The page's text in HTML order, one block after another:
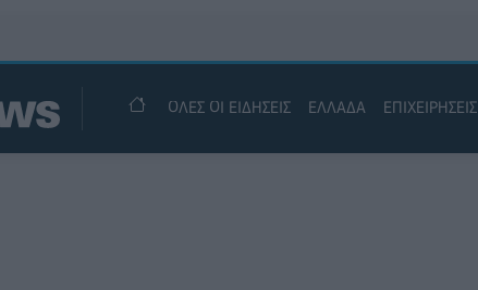
ΟΛΕΣ ΟΙ ΕΙΔΗΣΕΙΣ ΕΛΛΑΔΑ ΕΠΙΧΕΙΡΗΣΕΙΣ